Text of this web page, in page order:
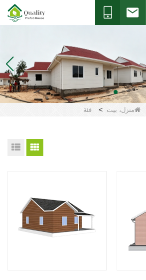
منزل، بيت > فئة